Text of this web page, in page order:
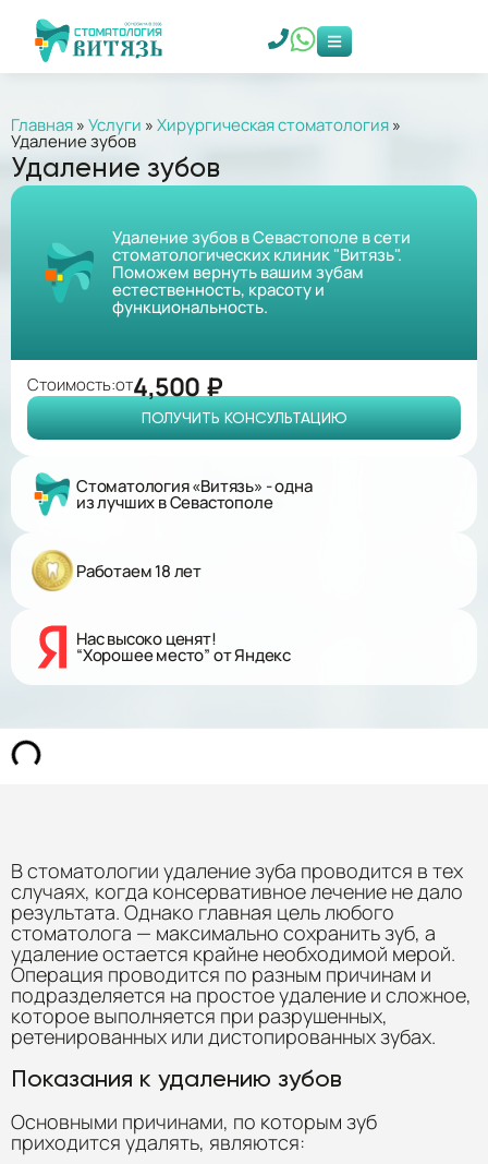
Главная»Услуги »Хирургическая стоматология»
Удаление зубов
Удаление зубов
Удаление зубов в Севастополе в сети
стоматологических клиник "Витязь".
Поможем вернуть вашим зубам
естественность, красоту и
функциональность.
ПОЛУЧИТЬ КОНСУЛЬТАЦИЮ
Стоимость:от4,500 ₽
Стоматология «Витязь» - одна
из лучших в Севастополе
Работаем 18 лет
Нас высоко ценят!
“Хорошее место” от Яндекс
В стоматологии удаление зуба проводится в тех
случаях, когда консервативное лечение не дало
результата. Однако главная цель любого
стоматолога — максимально сохранить зуб, а
удаление остается крайне необходимой мерой.
Операция проводится по разным причинам и
подразделяется на простое удаление и сложное,
которое выполняется при разрушенных,
ретенированных или дистопированных зубах.
Показания к удалению зубов
Основными причинами, по которым зуб
приходится удалять, являются: